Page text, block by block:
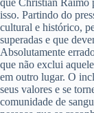
que Christian Raimo
isso. Partindo do
cultural e histórico,
superadas e que
Absolutamente
que não exclui
em outro lugar. O
seus valores e se
comunidade de